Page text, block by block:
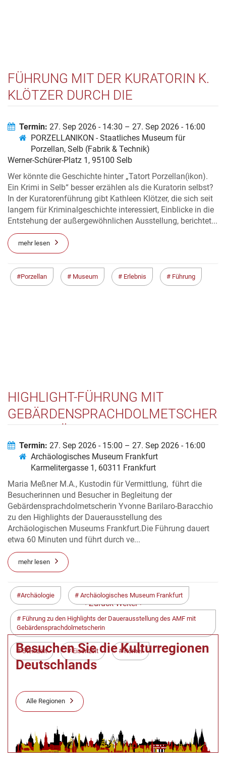
FÜHRUNG MIT DER KURATORIN K.
KLÖTZER DURCH DIE
PORZELLAN(IKON). EIN KRIMI IN
SELB“
Termin: 27. Sep 2026 - 14:30 – 27. Sep 2026 - 16:00
PORZELLANIKON - Staatliches Museum für
Porzellan, Selb (Fabrik & Technik)
Werner-Schürer-Platz 1, 95100 Selb
Wer könnte die Geschichte hinter „Tatort Porzellan(ikon).
Ein Krimi in Selb“ besser erzählen als die Kuratorin selbst?
In der Kuratorenführung gibt Kathleen Klötzer, die sich seit
langem für Kriminalgeschichte interessiert, Einblicke in die
Entstehung der außergewöhnlichen Ausstellung, berichtet...
mehr lesen
Porzellan Museum Erlebnis Führung
HIGHLIGHT-FÜHRUNG MIT
FRANKFURT
Termin: 27. Sep 2026 - 15:00 – 27. Sep 2026 - 16:00
Archäologisches Museum Frankfurt
Karmelitergasse 1, 60311 Frankfurt
Maria Meßner M.A., Kustodin für Vermittlung, führt die
Besucherinnen und Besucher in Begleitung der
Gebärdensprachdolmetscherin Yvonne Barilaro-Baracchio
zu den Highlights der Dauerausstellung des
Archäologischen Museums Frankfurt.Die Führung dauert
etwa 60 Minuten und führt durch ve...
mehr lesen
Archäologie Archäologisches Museum Frankfurt
Führung zu den Highlights der Dauerausstellung des AMF mit
Gebärdensprachdolmetscherin
Steinzeit Eisenzeit Römer
< ZurückWeiter >
Besuchen Sie die Kulturregionen
Deutschlands
Alle Regionen